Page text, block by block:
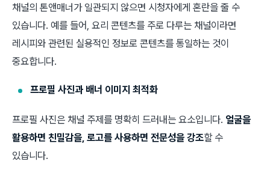
채널의 톤앤매너가 일관되지 않으면 시청자에게 혼란을 줄 수
있습니다. 예를 들어, 요리 콘텐츠를 주로 다루는 채널이라면
레시피와 관련된 실용적인 정보로 콘텐츠를 통일하는 것이
중요합니다.
프로필 사진과 배너 이미지 최적화
프로필 사진은 채널 주제를 명확히 드러내는 요소입니다. 얼굴을
활용하면 친밀감을, 로고를 사용하면 전문성을 강조할 수
있습니다.